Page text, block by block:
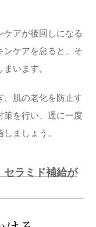
アが後回しになる
ンケアを怠ると、そ
います。
、肌の老化を防止す
策を行い、週に一度
ましょう。
ラミド補給が